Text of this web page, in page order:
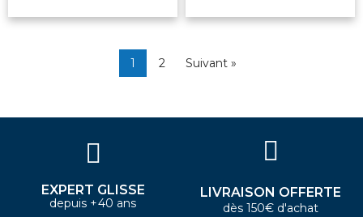
1 2 Suivant »
EXPERT GLISSE
depuis +40 ans
LIVRAISON OFFERTE
dès 150€ d'achat